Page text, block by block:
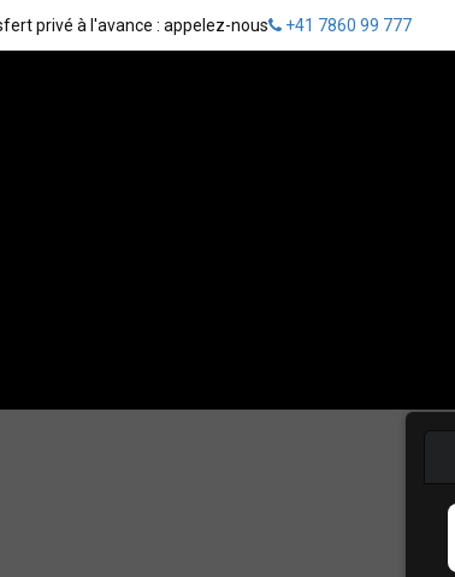
privé à l'avance : appelez-nous +41 7860 99 777